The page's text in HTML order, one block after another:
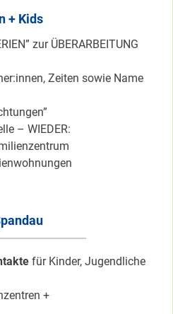
+ Kids
zur ÜBERARBEITUNG
Zeiten sowie Name
– WIEDER:
für Kinder, Jugendliche
+